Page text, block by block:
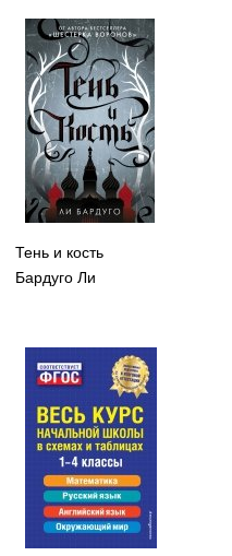
Тень и кость
Бардуго Ли